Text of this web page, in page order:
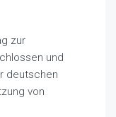
zur
und
deutschen
von